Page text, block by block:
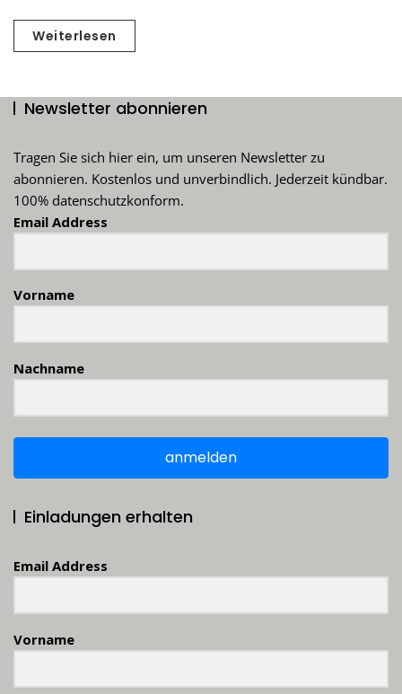
Weiterlesen
Newsletter abonnieren
Tragen Sie sich hier ein, um unseren Newsletter zu
abonnieren. Kostenlos und unverbindlich. Jederzeit kündbar.
100% datenschutzkonform.
Email Address
Vorname
Nachname
anmelden
Einladungen erhalten
Email Address
Vorname